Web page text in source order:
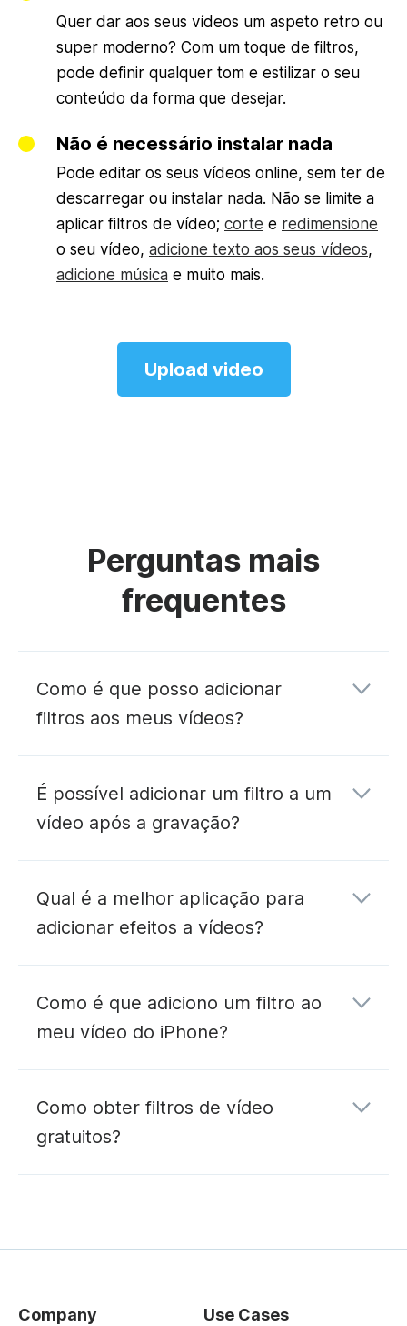
Quer dar aos seus vídeos um aspeto retro ou
super moderno? Com um toque de filtros,
pode definir qualquer tom e estilizar o seu
conteúdo da forma que desejar.
Não é necessário instalar nada
Pode editar os seus vídeos online, sem ter de
descarregar ou instalar nada. Não se limite a
aplicar filtros de vídeo; corte e redimensione
o seu vídeo, adicione texto aos seus vídeos,
adicione música e muito mais.
Upload video
Perguntas mais
frequentes
Como é que posso adicionar
filtros aos meus vídeos?
grave
É possível adicionar um filtro a um
vídeo após a gravação?
Qual é a melhor aplicação para
adicionar efeitos a vídeos?
Como é que adiciono um filtro ao
meu vídeo do iPhone?
Como obter filtros de vídeo
gratuitos?
Company Use Cases